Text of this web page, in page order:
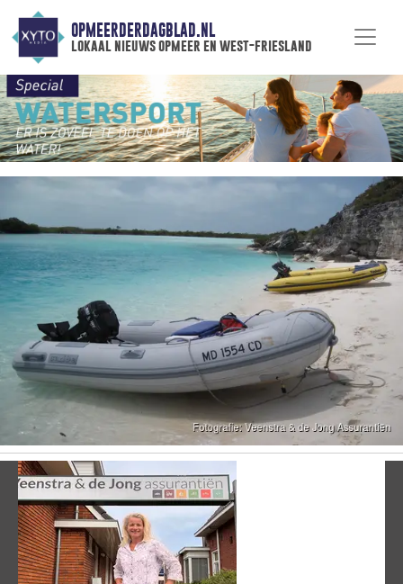
OPMEERDERDAGBLAD.NL
lokaal nieuws opmeer en west-friesland
Vorige